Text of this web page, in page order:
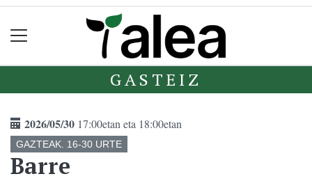
GASTEIZ
2026/05/30 17:00etan eta 18:00etan
GAZTEAK. 16-30 URTE
Barre